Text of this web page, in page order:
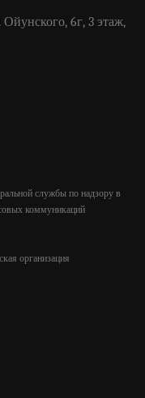
6г, 3 этаж,
службы по надзору в
коммуникаций
организация